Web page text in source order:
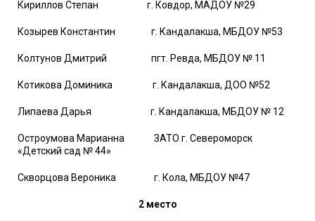
Кириллов Степан г. Ковдор, МАДОУ №29
Козырев Константин г. Кандалакша, МБДОУ №53
Колтунов Дмитрий пгт. Ревда, МБДОУ № 11
Котикова Доминика г. Кандалакша, ДОО №52
Липаева Дарья г. Кандалакша, МБДОУ № 12
Остроумова Марианна ЗАТО г. Североморск
«Детский сад № 44»
Скворцова Вероника г. Кола, МБДОУ №47
2 место